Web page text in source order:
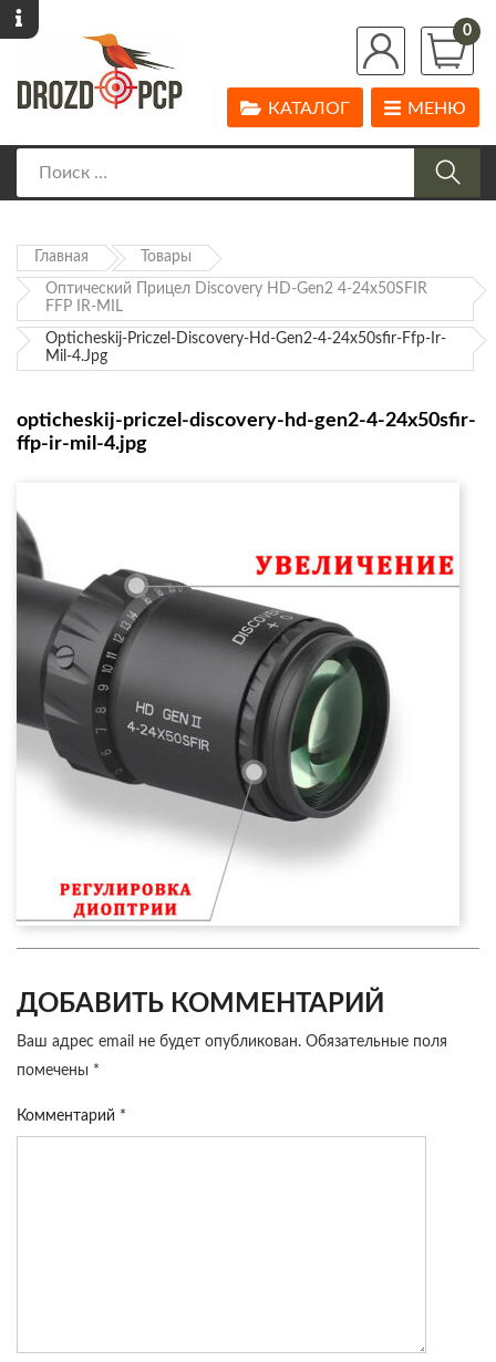
0
МЕНЮ
КАТАЛОГ
Главная Товары
Оптический Прицел Discovery HD-Gen2 4-24x50SFIR
FFP IR-MIL
Opticheskij-Priczel-Discovery-Hd-Gen2-4-24x50sfir-Ffp-Ir-
Mil-4.jpg
opticheskij-priczel-discovery-hd-gen2-4-24x50sfir-
ffp-ir-mil-4.jpg
ДОБАВИТЬ КОММЕНТАРИЙ
Ваш адрес email не будет опубликован. Обязательные поля
помечены *
Комментарий *